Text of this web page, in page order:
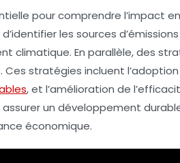
pour comprendre l’impact
les sources
climatique. En parallèle, des
stratégies incluent
, et l’amélioration de
un développement
économique.